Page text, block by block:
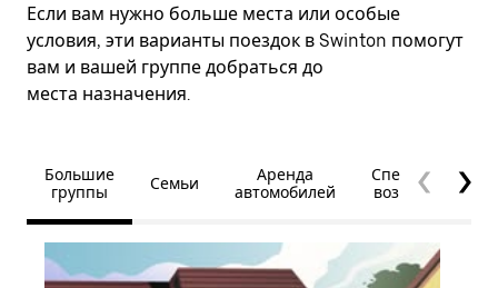
Если вам нужно больше места или особые
условия, эти варианты поездок в Swinton помогут
вам и вашей группе добраться до
места назначения.
Большие
группы
Семьи
Аренда
автомобилей
Специальные
возможности